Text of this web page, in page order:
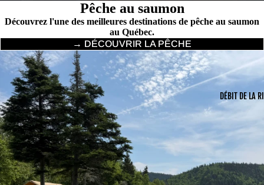
DÉBIT DE LA
Pêche au saumon
Découvrez l'une des meilleures destinations de pêche au saumon
au Québec.
→ DÉCOUVRIR LA PÊCHE